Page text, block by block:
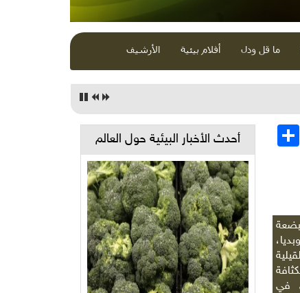
ما قل ودل أفلام بيئية الأرشيف
انشر
في
أحدث الأخبار البيئية حول العالم